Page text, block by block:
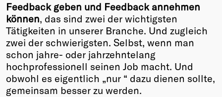
Fair Work
TBD
Events
Upcoming
Past
Membership
Feedback geben und Feedback annehmen
können, das sind zwei der wichtigsten
Tätigkeiten in unserer Branche. Und zugleich
zwei der schwierigsten. Selbst, wenn man
schon jahre- oder jahrzehntelang
hochprofessionell seinen Job macht. Und
obwohl es eigentlich „nur “ dazu dienen sollte,
gemeinsam besser zu werden.